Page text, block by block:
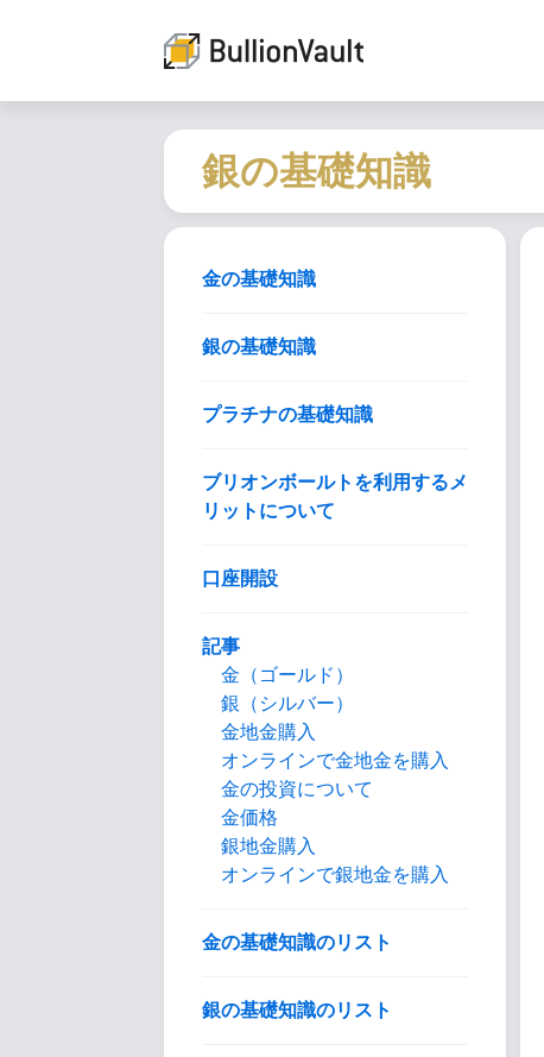
銀の基礎知識
金の基礎知識
銀の基礎知識
プラチナの基礎知識
ブリオンボールトを利用するメ
リットについて
口座開設
記事
金（ゴールド）
銀（シルバー）
金地金購入
オンラインで金地金を購入
金の投資について
金価格
銀地金購入
オンラインで銀地金を購入
金の基礎知識のリスト
銀の基礎知識のリスト